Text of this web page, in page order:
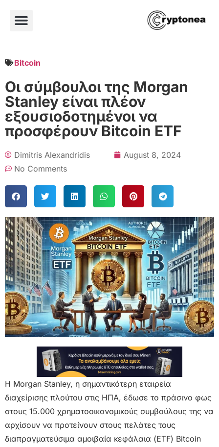
Bitcoin
Οι σύμβουλοι της Morgan
Stanley είναι πλέον
εξουσιοδοτημένοι να
προσφέρουν Bitcoin ETF
Dimitris Alexandridis
August 8, 2024
No Comments
Η Morgan Stanley, η σημαντικότερη εταιρεία
διαχείρισης πλούτου στις ΗΠΑ, έδωσε το πράσινο φως
στους 15.000 χρηματοοικονομικούς συμβούλους της να
αρχίσουν να προτείνουν στους πελάτες τους
διαπραγματεύσιμα αμοιβαία κεφάλαια (ETF) Bitcoin